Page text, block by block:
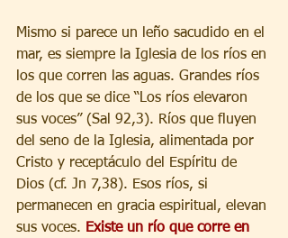
Mismo si parece un leño sacudido en el
mar, es siempre la Iglesia de los ríos en
los que corren las aguas. Grandes ríos
de los que se dice “Los ríos elevaron
sus voces” (Sal 92,3). Ríos que fluyen
del seno de la Iglesia, alimentada por
Cristo y receptáculo del Espíritu de
Dios (cf. Jn 7,38). Esos ríos, si
permanecen en gracia espiritual, elevan
sus voces. Existe un río que corre en